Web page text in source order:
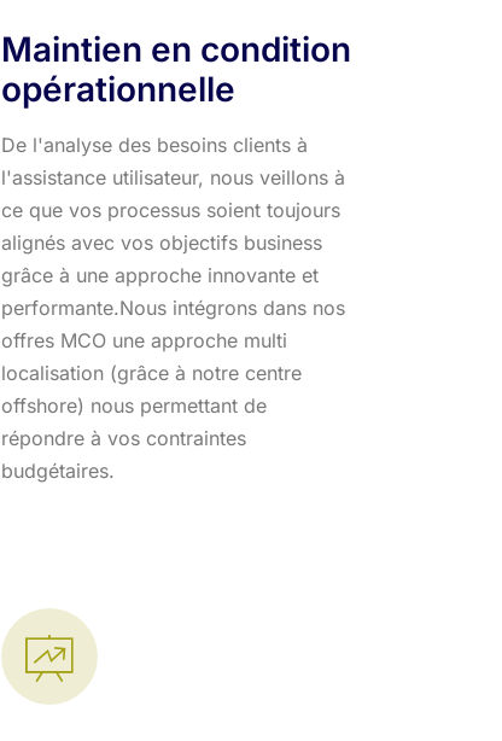
Maintien en condition
opérationnelle
De l'analyse des besoins clients à
l'assistance utilisateur, nous veillons à
ce que vos processus soient toujours
alignés avec vos objectifs business
grâce à une approche innovante et
performante.​ Nous intégrons dans nos
offres MCO une approche multi
localisation (grâce à notre centre
offshore) nous permettant de
répondre à vos contraintes
budgétaires.